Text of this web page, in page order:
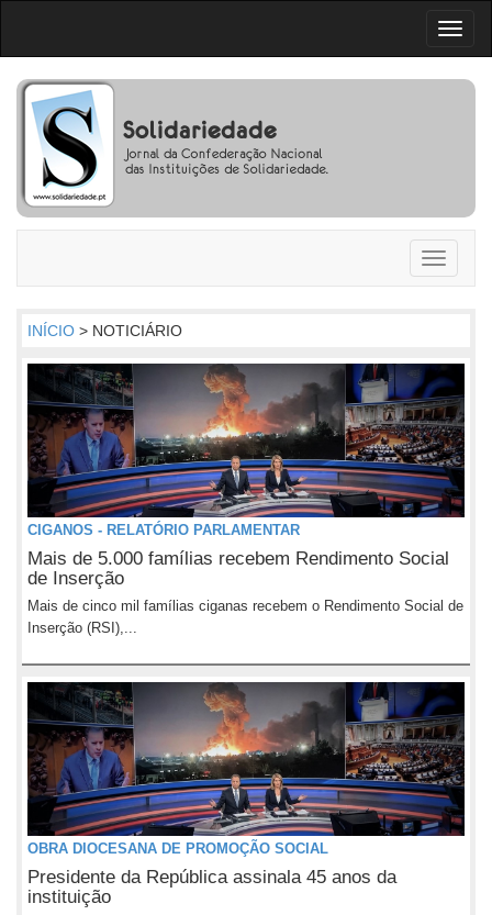
Toggle
INÍCIO > NOTICIÁRIO
CIGANOS - RELATÓRIO PARLAMENTAR
Mais de 5.000 famílias recebem Rendimento Social
de Inserção
Mais de cinco mil famílias ciganas recebem o Rendimento Social de
Inserção (RSI),...
OBRA DIOCESANA DE PROMOÇÃO SOCIAL
Presidente da República assinala 45 anos da
instituição